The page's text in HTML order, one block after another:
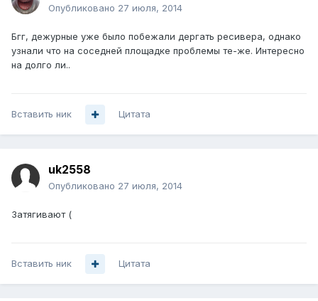
Опубликовано 27 июля, 2014
Бгг, дежурные уже было побежали дергать ресивера, однако
узнали что на соседней площадке проблемы те-же. Интересно
на долго ли..
Вставить ник Цитата
uk2558
Опубликовано 27 июля, 2014
Затягивают (
Вставить ник Цитата